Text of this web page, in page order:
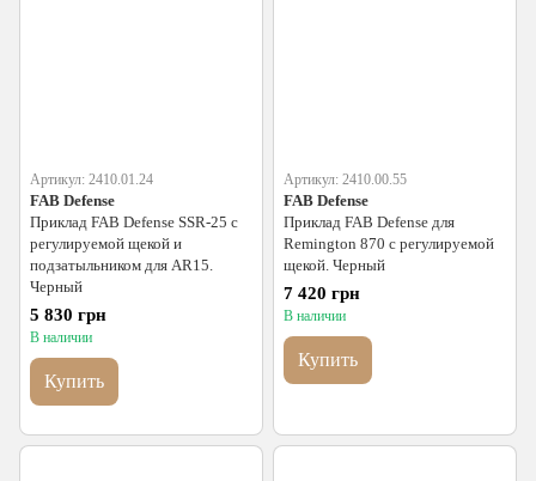
Артикул: 2410.01.24
FAB Defense
Приклад FAB Defense SSR-25 с
регулируемой щекой и
подзатыльником для AR15.
Черный
5 830 грн
В наличии
Купить
Артикул: 2410.00.55
FAB Defense
Приклад FAB Defense для
Remington 870 с регулируемой
щекой. Черный
7 420 грн
В наличии
Купить